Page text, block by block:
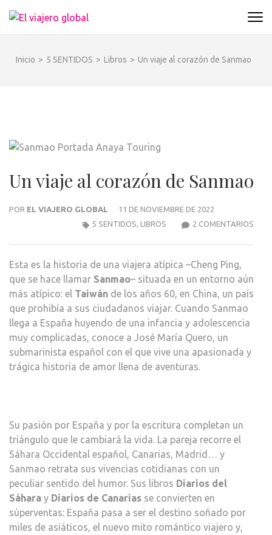
Un espacio donde descubrir la cara B de los
desde su música hasta su arquitectura o sus
Inicio > 5 SENTIDOS > Libros > Un viaje al corazón de Sanmao
Un viaje al corazón de Sanmao
POR EL VIAJERO GLOBAL
11 DE NOVIEMBRE DE 2022
2 COMENTARIOS
5 SENTIDOS, LIBROS
Esta es la historia de una viajera atípica –Cheng Ping,
que se hace llamar Sanmao– situada en un entorno aún
más atípico: el Taiwán de los años 60, en China, un país
que prohibía a sus ciudadanos viajar. Cuando Sanmao
llega a España huyendo de una infancia y adolescencia
muy complicadas, conoce a José María Quero, un
submarinista español con el que vive una apasionada y
trágica historia de amor llena de aventuras.
Su pasión por España y por la escritura completan un
triángulo que le cambiará la vida. La pareja recorre el
Sáhara Occidental español, Canarias, Madrid… y
Sanmao retrata sus vivencias cotidianas con un
peculiar sentido del humor. Sus libros Diarios del
Sáhara y Diarios de Canarias se convierten en
súperventas: España pasa a ser el destino soñado por
miles de asiáticos, el nuevo mito romántico viajero y,